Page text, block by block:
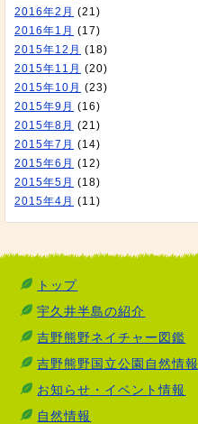
2016年2月 (21)
2016年1月 (17)
2015年12月 (18)
2015年11月 (20)
2015年10月 (23)
2015年9月 (16)
2015年8月 (21)
2015年7月 (14)
2015年6月 (12)
2015年5月 (18)
2015年4月 (11)
トップ
宇久井半島の紹介
吉野熊野ネイチャー図鑑
吉野熊野国立公園自然情報
お知らせ・イベント情報
自然情報